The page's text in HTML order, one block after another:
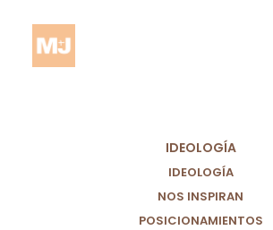
IDEOLOGÍA
IDEOLOGÍA
NOS INSPIRAN
POSICIONAMIENTOS